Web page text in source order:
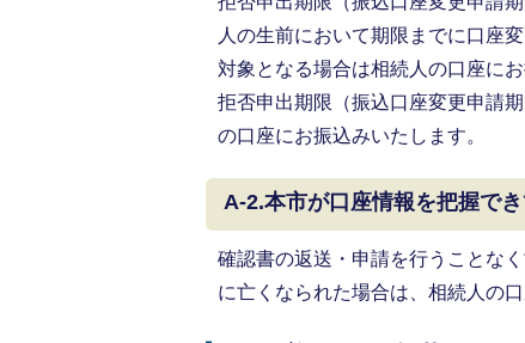
人の生前において期限までに口座
対象となる場合は相続人の口座にお
拒否申出期限（振込口座変更申請
の口座にお振込みいたします。
A-2.本市が口座情報を把握で
確認書の返送・申請を行うことな
に亡くなられた場合は、相続人の